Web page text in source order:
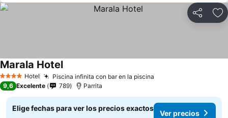
Compartir
4 EstrellasHotel Piscina infinita con bar en la piscina
Marala Hotel
9,6 Excelente 789 Parrita
Elige fechas para ver los precios exactos
Ver precios